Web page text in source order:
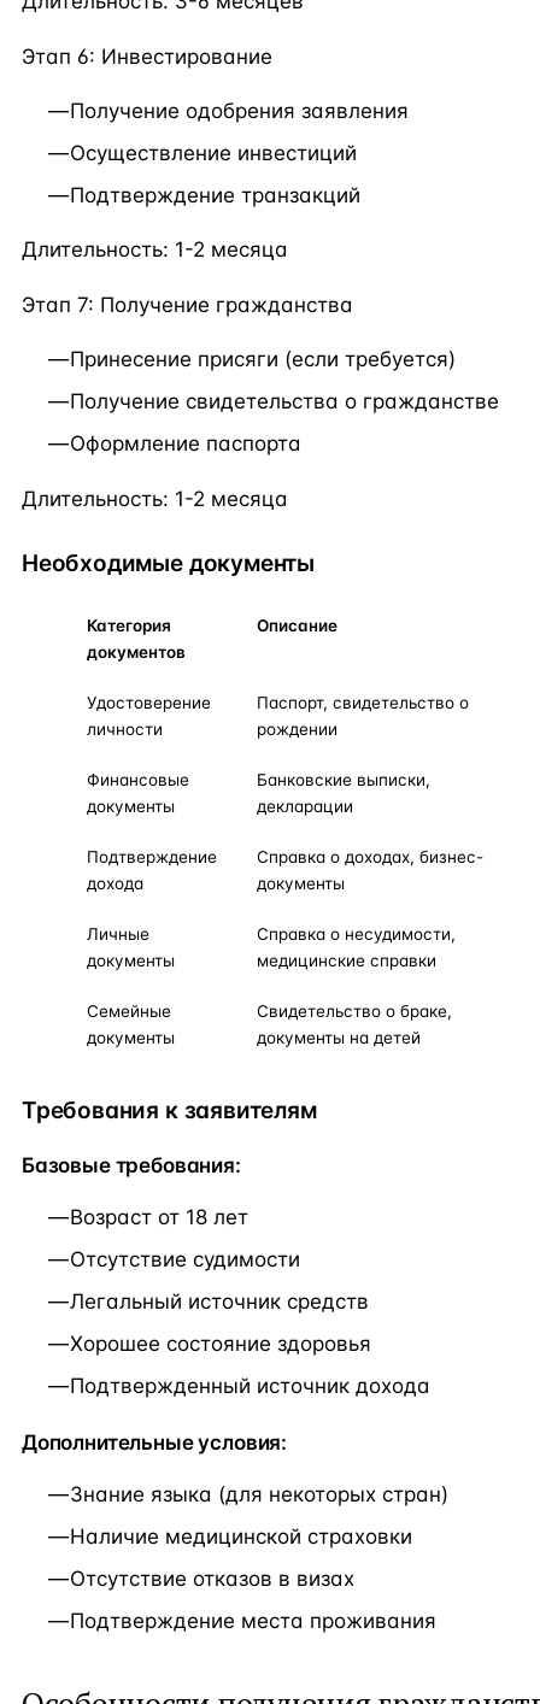
Этап 6: Инвестирование
Получение одобрения заявления
Осуществление инвестиций
Подтверждение транзакций
Длительность: 1-2 месяца
Этап 7: Получение гражданства
Принесение присяги (если требуется)
Получение свидетельства о гражданстве
Оформление паспорта
Длительность: 1-2 месяца
Необходимые документы
Категория
документов
Описание
Удостоверение
личности
Паспорт, свидетельство о
рождении
Финансовые
документы
Банковские выписки,
декларации
Подтверждение
дохода
Справка о доходах, бизнес-
документы
Личные
документы
Справка о несудимости,
медицинские справки
Семейные
документы
Свидетельство о браке,
документы на детей
Требования к заявителям
Базовые требования:
Возраст от 18 лет
Отсутствие судимости
Легальный источник средств
Хорошее состояние здоровья
Подтвержденный источник дохода
Дополнительные условия:
Знание языка (для некоторых стран)
Наличие медицинской страховки
Отсутствие отказов в визах
Подтверждение места проживания